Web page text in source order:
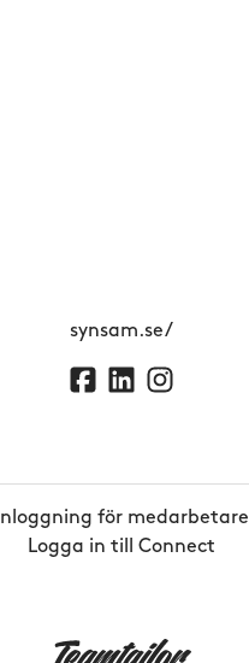
synsam.se/
Inloggning för medarbetare
Logga in till Connect